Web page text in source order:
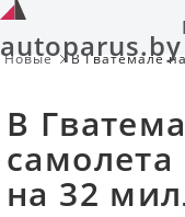
autoparus.by
Новые
В Гватемале
В
на 32